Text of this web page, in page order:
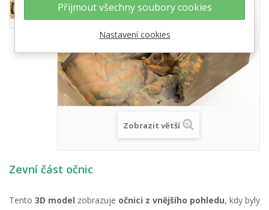
Zobrazit větší
Zevní část očnic
Tento 3D model zobrazuje očnici z vnějšího pohledu, kdy byly
Přijmout všechny soubory cookies
Nastavení cookies